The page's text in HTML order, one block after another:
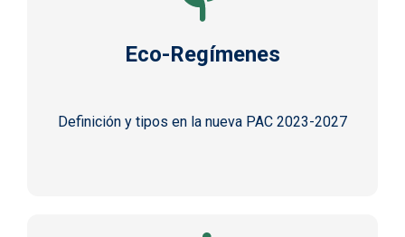
Eco-Regímenes
Definición y tipos en la nueva PAC 2023-2027